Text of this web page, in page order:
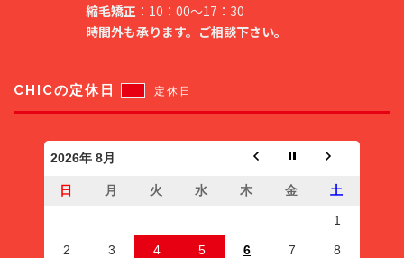
縮毛矯正 ：10：00～17：30
時間外も承ります。ご相談下さい。
CHICの定休日 定休日
2026年 8月
日 月 火 水 木 金 土
1
2 3 4 5 6 7 8